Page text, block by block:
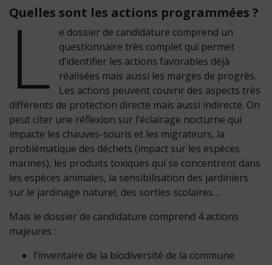
Quelles sont les actions programmées ?
L
e dossier de candidature comprend un
questionnaire très complet qui permet
d’identifier les actions favorables déjà
réalisées mais aussi les marges de progrès.
Les actions peuvent couvrir des aspects très
différents de protection directe mais aussi indirecte. On
peut citer une réflexion sur l’éclairage nocturne qui
impacte les chauves-souris et les migrateurs, la
problématique des déchets (impact sur les espèces
marines), les produits toxiques qui se concentrent dans
les espèces animales, la sensibilisation des jardiniers
sur le jardinage naturel, des sorties scolaires…
Mais le dossier de candidature comprend 4 actions
majeures :
l’inventaire de la biodiversité de la commune